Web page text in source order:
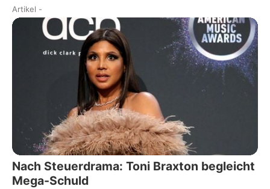
Artikel -
Nach Steuerdrama: Toni Braxton begleicht
Mega-Schuld